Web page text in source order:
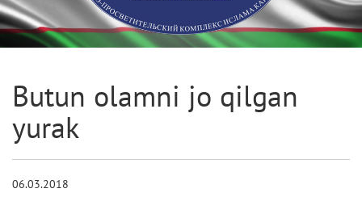
Butun olamni jo qilgan
yurak
06.03.2018